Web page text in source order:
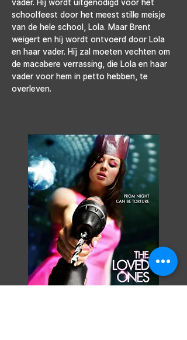
vader. Hij wordt uitgenodigd voor het
schoolfeest door het meest stille meisje
van de hele school, Lola. Maar Brent
weigert en hij wordt ontvoerd door Lola
en haar vader. Hij zal moeten vechten om
de macabere verrassing, die Lola en haar
vader voor hem in petto hebben, te
overleven.